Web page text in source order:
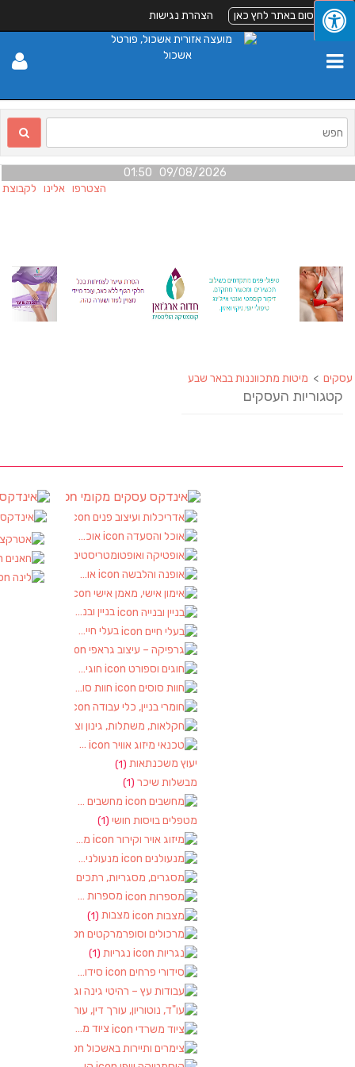
כאן הצהרת נגישות
הצטרפו אלינו לקבוצת הפייסבוק "הקול
בבאר שבע
אטרקציות
(2)
חאנים
לינה
אינדקס עסקים מקומי (90)
אדריכלות ועיצוב פנים(2)
אוכל והסעדה (17)
אופטיקה ואופטומטריסטים
אופנה והלבשה (1)
אימון אישי, מאמן אישי(1)
בניין ובנייה (2)
בעלי חיים (2)
גרפיקה – עיצוב גראפי
חוגים וספורט (2)
חוות סוסים (1)
חומרי בניין, כלי עבודה(1)
חקלאות, משתלות, גינון וציוד
טכנאי מיזוג אוויר (1)
מחשבים(2)
מיזוג אויר וקירור (1)
מנעולנים (2)
מסגרים, מסגריות, רתכים ועבודות
מספרות(2)
(1)
מרכולים וסופרמרקטים
(1)
סידורי פרחים (2)
עבודות עץ – רהיטי גינה וגן
עו"ד, נוטוריון, עורך דין, עורכי דין
ציוד משרדי (1)
צימרים ותיירות באשכול